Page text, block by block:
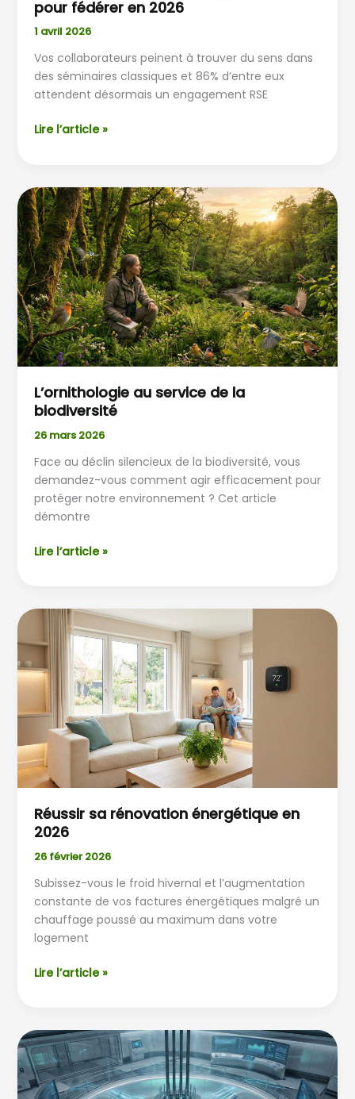
pour fédérer en 2026
1 avril 2026
Vos collaborateurs peinent à trouver du sens dans
des séminaires classiques et 86% d’entre eux
attendent désormais un engagement RSE
Lire l’article »
L’ornithologie au service de la
biodiversité
26 mars 2026
Face au déclin silencieux de la biodiversité, vous
demandez-vous comment agir efficacement pour
protéger notre environnement ? Cet article
démontre
L’ornithologie
au
service
de
la
biodiversité
Lire l’article »
Réussir sa rénovation énergétique en
2026
26 février 2026
Subissez-vous le froid hivernal et l’augmentation
constante de vos factures énergétiques malgré un
chauffage poussé au maximum dans votre
logement
Réussir
rénovation
énergétique
en
2026
Lire l’article »
Fonctionnement
du
réacteur
nucléaire